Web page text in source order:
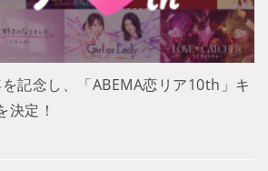
記念し、「ABEMA恋リア10th」キ
決定！